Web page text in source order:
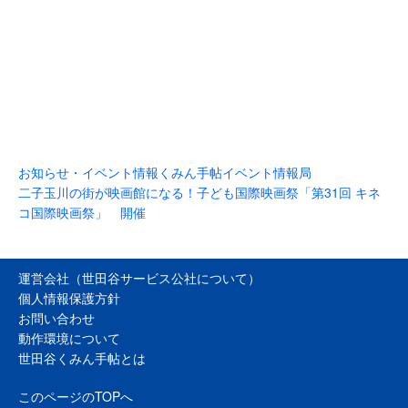
お知らせ・イベント情報 くみん手帖イベント情報局
二子玉川の街が映画館になる！子ども国際映画祭「第31回 キネ
コ国際映画祭」 開催
運営会社（世田谷サービス公社について）
個人情報保護方針
お問い合わせ
動作環境について
世田谷くみん手帖とは
このページのTOPへ